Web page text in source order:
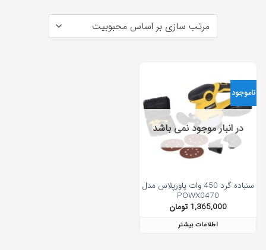
ناموجود
در انبار موجود نمی باشد
سنباده گرد 450 وات پاورپلاس مدل
POWX0470
1,365,000 تومان
اطلاعات بیشتر